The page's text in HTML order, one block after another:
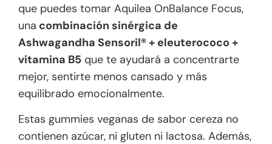
que puedes tomar Aquilea OnBalance Focus,
una combinación sinérgica de
Ashwagandha Sensoril® + eleuterococo +
vitamina B5 que te ayudará a concentrarte
mejor, sentirte menos cansado y más
equilibrado emocionalmente.
Estas gummies veganas de sabor cereza no
contienen azúcar, ni gluten ni lactosa. Además,